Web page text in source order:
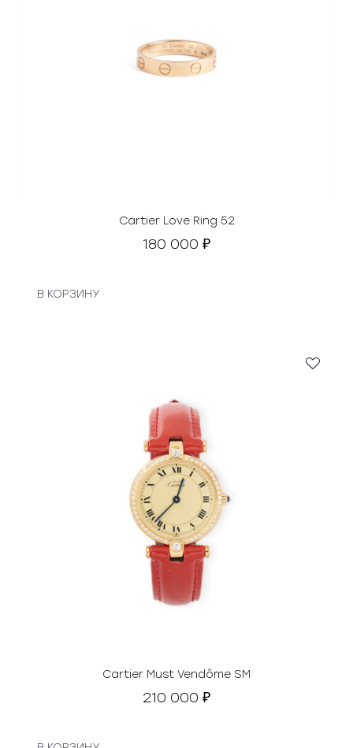
Cartier Love Ring 52
180 000 ₽
В КОРЗИНУ
Cartier Must Vendôme SM
210 000 ₽